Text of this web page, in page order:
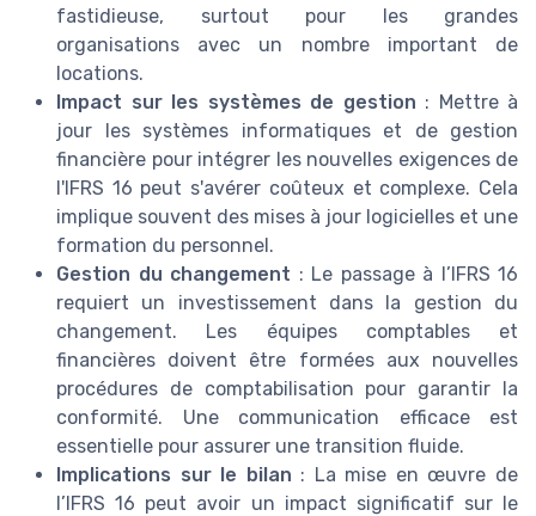
fastidieuse, surtout pour les grandes
organisations avec un nombre important de
locations.
Impact sur les systèmes de gestion : Mettre à
jour les systèmes informatiques et de gestion
financière pour intégrer les nouvelles exigences de
l'IFRS 16 peut s'avérer coûteux et complexe. Cela
implique souvent des mises à jour logicielles et une
formation du personnel.
Gestion du changement : Le passage à l’IFRS 16
requiert un investissement dans la gestion du
changement. Les équipes comptables et
financières doivent être formées aux nouvelles
procédures de comptabilisation pour garantir la
conformité. Une communication efficace est
essentielle pour assurer une transition fluide.
Implications sur le bilan : La mise en œuvre de
l’IFRS 16 peut avoir un impact significatif sur le